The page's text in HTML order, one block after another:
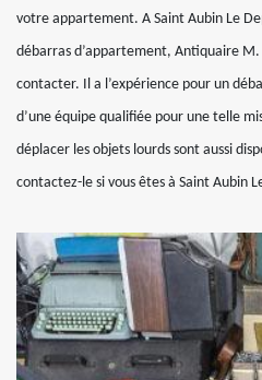
votre appartement. A Saint Aubin Le
débarras d’appartement, Antiquaire
contacter. Il a l’expérience pour un
d’une équipe qualifiée pour une telle
déplacer les objets lourds sont aussi
contactez-le si vous êtes à Saint Aubin